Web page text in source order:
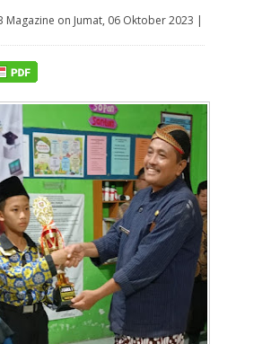
Magazine on Jumat, 06 Oktober 2023 |